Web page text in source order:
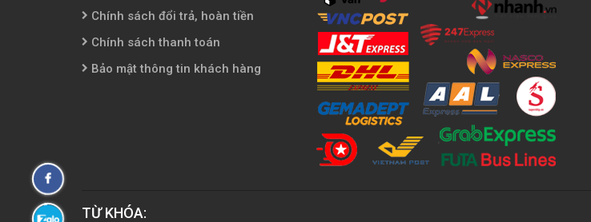
Chính sách đổi trả, hoàn tiền
Chính sách thanh toán
Bảo mật thông tin khách hàng
TỪ KHÓA:
Fanpage
Facebook
Zalo: